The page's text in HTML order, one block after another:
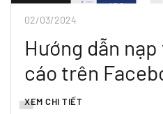
02/03/2024
Hướng dẫn
cáo trên
XEM CHI TIẾT